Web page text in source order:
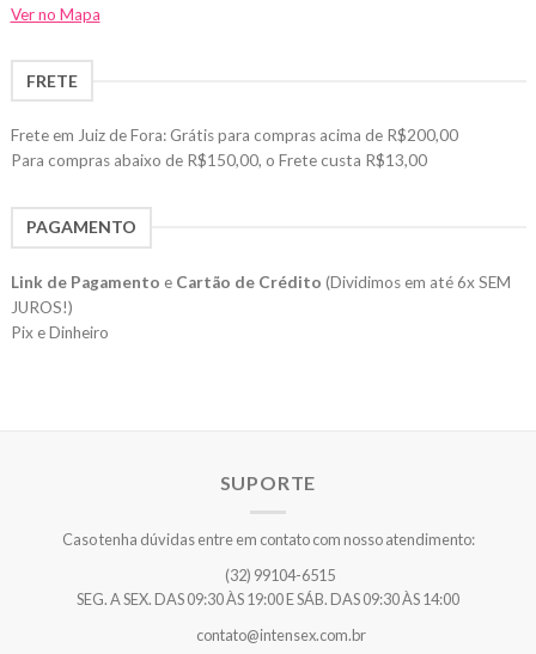
Ver no Mapa
FRETE
Frete em Juiz de Fora: Grátis para compras acima de R$200,00
Para compras abaixo de R$150,00, o Frete custa R$13,00
PAGAMENTO
Link de Pagamento e Cartão de Crédito (Dividimos em até 6x SEM
JUROS!)
Pix e Dinheiro
SUPORTE
Caso tenha dúvidas entre em contato com nosso atendimento:
(32) 99104-6515
SEG. A SEX. DAS 09:30 ÀS 19:00 E SÁB. DAS 09:30 ÀS 14:00
contato@intensex.com.br